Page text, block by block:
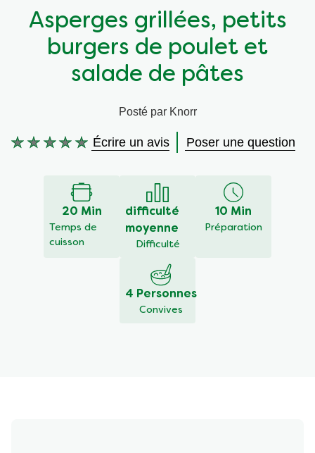
Végétarien
Ingrédients
Wraps aux légumes
Occasions
Aides culinaires
Wraps aux légumes
Snackpots
Asperges grillées, petits
burgers de poulet et
salade de pâtes
Posté par Knorr
Aucune
Écrire un avis Poser une question
20 Min
Temps de
cuisson
difficulté
moyenne
Difficulté
10 Min
Préparation
4 Personnes
Convives